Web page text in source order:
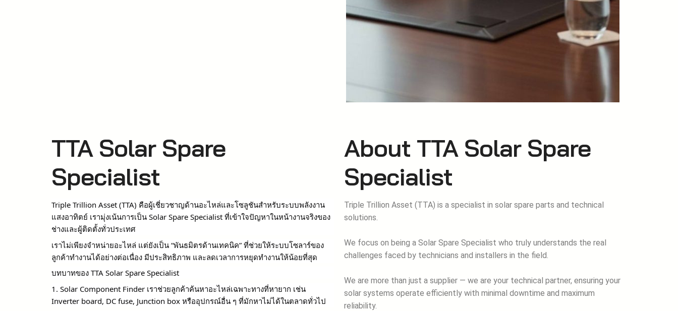
TTA Solar Spare
Specialist
Triple Trillion Asset (TTA) คือผู้เชี่ยวชาญด้านอะไหล่และโซลูชันสำหรับระบบพลังงาน
แสงอาทิตย์ เรามุ่งเน้นการเป็น Solar Spare Specialist ที่เข้าใจปัญหาในหน้างานจริงของ
ช่างและผู้ติดตั้งทั่วประเทศ
เราไม่เพียงจำหน่ายอะไหล่ แต่ยังเป็น “พันธมิตรด้านเทคนิค” ที่ช่วยให้ระบบโซลาร์ของ
ลูกค้าทำงานได้อย่างต่อเนื่อง มีประสิทธิภาพ และลดเวลาการหยุดทำงานให้น้อยที่สุด
บทบาทของ TTA Solar Spare Specialist
1. Solar Component Finder เราช่วยลูกค้าค้นหาอะไหล่เฉพาะทางที่หายาก เช่น
Inverter board, DC fuse, Junction box หรืออุปกรณ์อื่น ๆ ที่มักหาไม่ได้ในตลาดทั่วไป
About TTA Solar Spare
Specialist
Triple Trillion Asset (TTA) is a specialist in solar spare parts and technical
solutions.
We focus on being a Solar Spare Specialist who truly understands the real
challenges faced by technicians and installers in the field.
We are more than just a supplier — we are your technical partner, ensuring your
solar systems operate efficiently with minimal downtime and maximum
reliability.